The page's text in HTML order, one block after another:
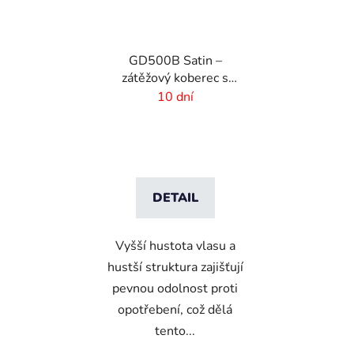
GD500B Satin –
zátěžový koberec s
digitálním potiskem a
10 dní
DETAIL
Vyšší hustota vlasu a
hustší struktura zajišťují
pevnou odolnost proti
opotřebení, což dělá
tento...